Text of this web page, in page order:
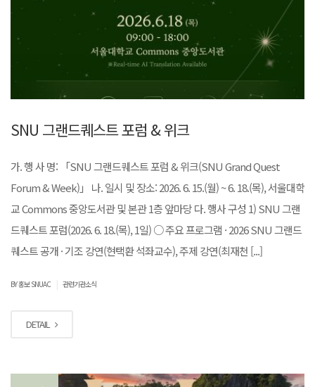
SNU 그랜드퀘스트 포럼 & 위크
가. 행 사 명: 「SNU 그랜드퀘스트 포럼 & 위크(SNU Grand Quest
Forum & Week)」 나. 일시 및 장소: 2026. 6. 15.(월) ~ 6. 18.(목), 서울대학
교 Commons 중앙도서관 및 본관 1층 앞마당 다. 행사 구성 1) SNU 그랜
드퀘스트 포럼(2026. 6. 18.(목), 1일) ○ 주요 프로그램 · 2026 SNU 그랜드
퀘스트 공개 · 기조 강연(현택환 석좌교수), 주제 강연(최재천 [...]
BY 홍보 SNUAC 관련기관소식
DETAIL